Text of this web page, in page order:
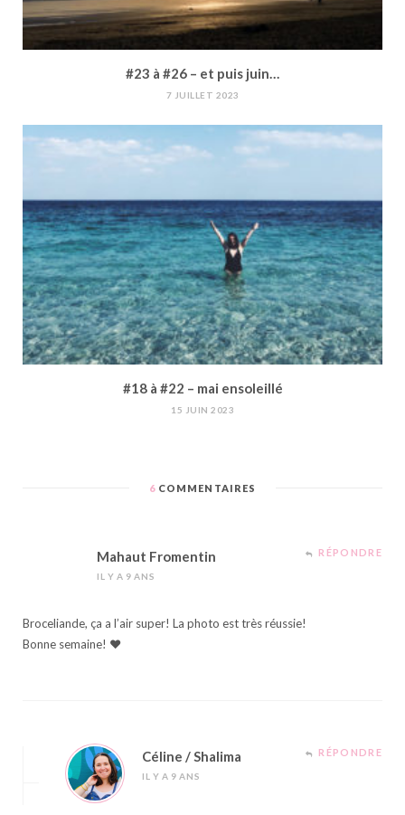
#23 à #26 – et puis juin…
7 JUILLET 2023
#18 à #22 – mai ensoleillé
15 JUIN 2023
6COMMENTAIRES
Mahaut Fromentin
IL Y A 9 ANS
RÉPONDRE
Broceliande, ça a l’air super! La photo est très réussie!
Bonne semaine! ♥
Céline / Shalima
IL Y A 9 ANS
RÉPONDRE